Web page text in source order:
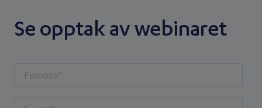
Se opptak av webinaret